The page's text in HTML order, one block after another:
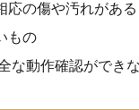
の傷や汚れがあ
もの
な動作確認ができ